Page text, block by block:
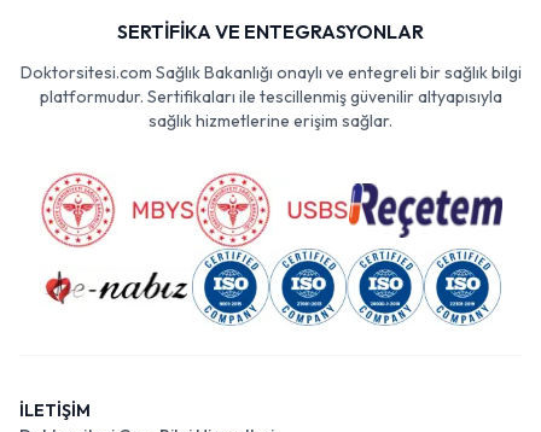
SERTİFİKA VE ENTEGRASYONLAR
Doktorsitesi.com Sağlık Bakanlığı onaylı ve entegreli bir sağlık bilgi
platformudur. Sertifikaları ile tescillenmiş güvenilir altyapısıyla
sağlık hizmetlerine erişim sağlar.
İLETİŞİM